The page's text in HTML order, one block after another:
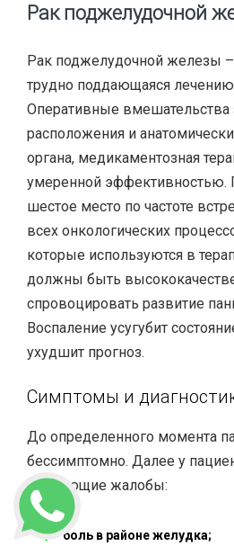
Рак поджелудочной
Рак поджелудочной железы –
трудно поддающаяся лечению
Оперативные вмешательства
расположения и
органа, медикаментозная
умеренной эффективностью.
шестое место по частоте
всех онкологических
которые используются в
должны быть
спровоцировать развитие
Воспаление усугубит
ухудшит прогноз.
Симптомы и
До определенного момента
бессимптомно. Далее у
следующие жалобы:
боль в районе желудка;